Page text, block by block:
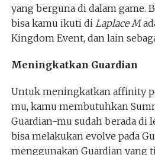
yang berguna di dalam game.
bisa kamu ikuti di Laplace M
Kingdom Event, dan lain
Meningkatkan Guardian
Untuk meningkatkan affinity
mu, kamu membutuhkan
Guardian-mu sudah berada di
bisa melakukan evolve pada
menggunakan Guardian yang